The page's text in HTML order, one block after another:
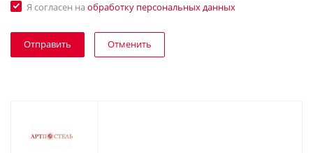
Я согласен на обработку персональных данных
Отменить